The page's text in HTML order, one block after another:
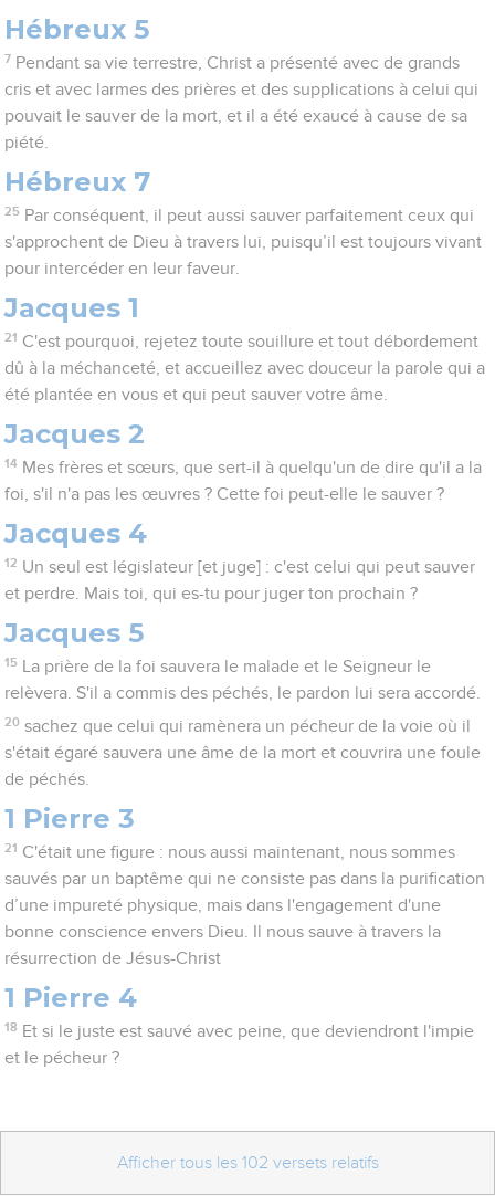
Hébreux 5
7 Pendant sa vie terrestre, Christ a présenté avec de grands
cris et avec larmes des prières et des supplications à celui qui
pouvait le sauver de la mort, et il a été exaucé à cause de sa
piété.
Hébreux 7
25 Par conséquent, il peut aussi sauver parfaitement ceux qui
s'approchent de Dieu à travers lui, puisqu’il est toujours vivant
pour intercéder en leur faveur.
Jacques 1
21 C'est pourquoi, rejetez toute souillure et tout débordement
dû à la méchanceté, et accueillez avec douceur la parole qui a
été plantée en vous et qui peut sauver votre âme.
Jacques 2
14 Mes frères et sœurs, que sert-il à quelqu'un de dire qu'il a la
foi, s'il n'a pas les œuvres ? Cette foi peut-elle le sauver ?
Jacques 4
12 Un seul est législateur [et juge] : c'est celui qui peut sauver
et perdre. Mais toi, qui es-tu pour juger ton prochain ?
Jacques 5
15
La prière de la foi sauvera le malade et le Seigneur le
relèvera. S'il a commis des péchés, le pardon lui sera accordé.
20 sachez que celui qui ramènera un pécheur de la voie où il
s'était égaré sauvera une âme de la mort et couvrira une foule
de péchés.
1 Pierre 3
21 C'était une figure : nous aussi maintenant, nous sommes
sauvés par un baptême qui ne consiste pas dans la purification
d’une impureté physique, mais dans l'engagement d'une
bonne conscience envers Dieu. Il nous sauve à travers la
résurrection de Jésus-Christ
1 Pierre 4
18 Et si le juste est sauvé avec peine, que deviendront l'impie
et le pécheur ?
Afficher tous les 102 versets relatifs